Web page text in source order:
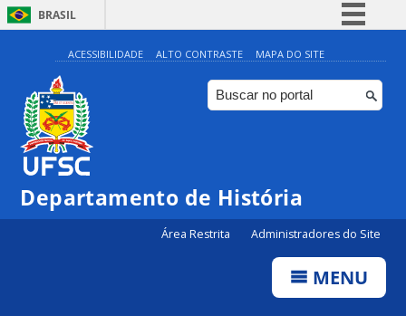
BRASIL
Simplifique!
Comunica BR
Participe
Canais
ACESSIBILIDADE ALTO CONTRASTE MAPA DO SITE
Departamento de História
Área Restrita Administradores do Site
MENU